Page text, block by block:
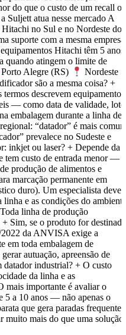
do que o custo de um recall ou
Suljett atua nesse mercado A
no Sul e no Nordeste do
suporte com a mesma empresa
Hitachi têm 5 anos
quando atingem o limite de
Porto Alegre (RS)
Nordeste
são a mesma coisa? +
descrevem equipamentos
— como data de validade, lote
embalagem durante a linha de
“datador” é mais
prevalece no Sudeste e
inkjet ou laser? + Depende da
tem custo de entrada menor —
produção de alimentos e
marcação permanente em
duro). Um especialista deve
e as condições do ambiente
linha de produção
Sim, se o produto for destinado
da ANVISA exige a
em toda embalagem de
autuação, apreensão de
datador industrial? + O custo
da linha e as
mais importante é avaliar o
5 a 10 anos — não apenas o
que gera paradas frequentes
muito mais do que uma solução